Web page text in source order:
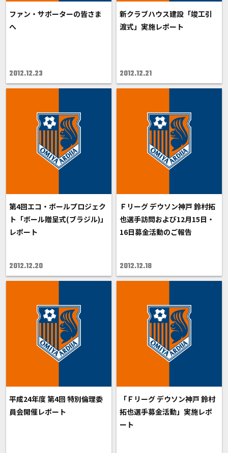
ファン・サポーターの皆さま
へ
2012.12.23
新クラブハウス建設「竣工引
渡式」実施レポート
2012.12.21
第4回エコ・ボールプロジェク
ト「ボール贈呈式(ブラジル)」
レポート
2012.12.20
Ｆリーグ デウソン神戸 鈴村拓
也選手訪問および12月15日・
16日募金活動のご報告
2012.12.18
平成24年度 第4回 特別倫理委
員会開催レポート
「Ｆリーグ デウソン神戸 鈴村
拓也選手募金活動」実施レポ
ート